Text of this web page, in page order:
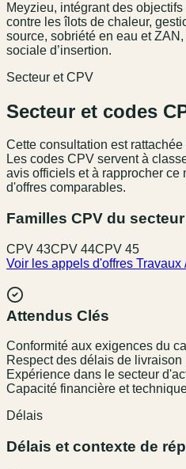
Meyzieu, intégrant des
contre les îlots de chaleur,
source, sobriété en eau et
sociale d’insertion.
Secteur et CPV
Secteur et codes
Cette consultation est
Les codes CPV servent à
avis officiels et à rapprocher ce
d'offres comparables.
Familles CPV du secteur
CPV 43CPV 44CPV 45
Voir les appels d'offres Travaux
Attendus Clés
Conformité aux exigences du
Respect des délais de livraison
Expérience dans le secteur
Capacité financière et
Délais
Délais et contexte de